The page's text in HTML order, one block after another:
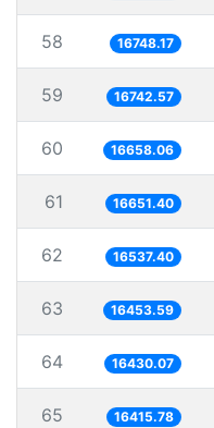
58 16748.17
59 16742.57
60 16658.06
61 16651.40
62 16537.40
63 16453.59
64 16430.07
65 16415.78